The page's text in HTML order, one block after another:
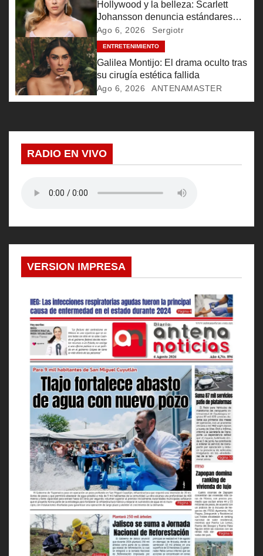
e
e
n
t
r
a
Hollywood y la belleza: Scarlett
Johansson denuncia estándares
inalcanzables
Ago 6, 2026 Sergiotr
ENTRETENIMIENTO
Galilea Montijo: El drama oculto tras
su cirugía estética fallida
Ago 6, 2026 ANTENAMASTER
RADIO EN VIVO
VERSION IMPRESA